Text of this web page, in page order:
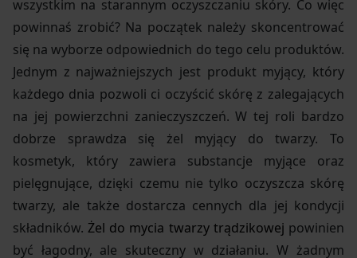
wszystkim na starannym oczyszczaniu skóry. Co więc
powinnaś zrobić? Na początek należy skoncentrować
się na wyborze odpowiednich do tego celu produktów.
Jednym z najważniejszych jest produkt myjący, który
każdego dnia pozwoli ci oczyścić skórę z zalegających
na jej powierzchni zanieczyszczeń. W tej roli bardzo
dobrze sprawdza się żel myjący do twarzy. To
kosmetyk, który zawiera substancje myjące oraz
pielęgnujące, dzięki czemu nie tylko oczyszcza skórę
twarzy, ale także dostarcza cennych dla jej kondycji
składników.Żel do mycia twarzy trądzikowej powinien
być łagodny, ale skuteczny w działaniu. W żadnym